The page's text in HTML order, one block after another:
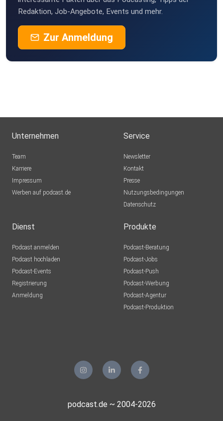
Redaktion, Job-Angebote, Events und mehr.
Zur Anmeldung
Unternehmen
Team
Karriere
Impressum
Werben auf podcast.de
Service
Newsletter
Kontakt
Presse
Nutzungsbedingungen
Datenschutz
Dienst
Podcast anmelden
Podcast hochladen
Podcast-Events
Registrierung
Anmeldung
Produkte
Podcast-Beratung
Podcast-Jobs
Podcast-Push
Podcast-Werbung
Podcast-Agentur
Podcast-Produktion
podcast.de ~ 2004-2026